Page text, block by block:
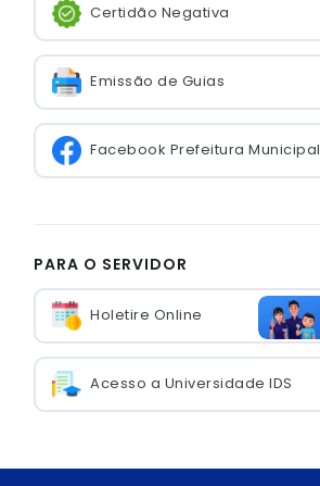
Certidão Negativa
Emissão de Guias
Facebook Prefeitura Municipal
PARA O SERVIDOR
Holetire Online
Acesso a Universidade IDS